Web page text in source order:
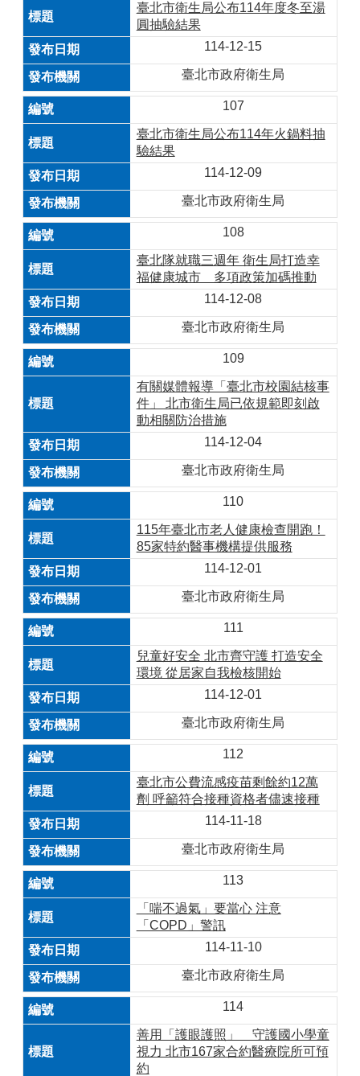
臺北市衛生局公布114年度冬至湯
圓抽驗結果
114-12-15
臺北市政府衛生局
107
臺北市衛生局公布114年火鍋料抽
驗結果
114-12-09
臺北市政府衛生局
108
臺北隊就職三週年 衛生局打造幸
福健康城市 多項政策加碼推動
114-12-08
臺北市政府衛生局
109
有關媒體報導「臺北市校園結核事
件」 北市衛生局已依規範即刻啟
動相關防治措施
114-12-04
臺北市政府衛生局
110
115年臺北市老人健康檢查開跑！
85家特約醫事機構提供服務
114-12-01
臺北市政府衛生局
111
兒童好安全 北市齊守護 打造安全
環境 從居家自我檢核開始
114-12-01
臺北市政府衛生局
112
臺北市公費流感疫苗剩餘約12萬
劑 呼籲符合接種資格者儘速接種
114-11-18
臺北市政府衛生局
113
「喘不過氣」要當心 注意
「COPD」警訊
114-11-10
臺北市政府衛生局
114
善用「護眼護照」 守護國小學童
視力 北市167家合約醫療院所可預
約